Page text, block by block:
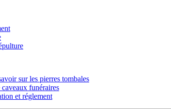
sur les pierres tombales
funéraires
et réglement